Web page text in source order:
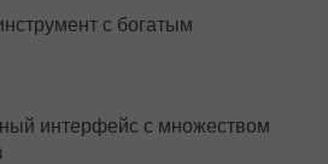
с богатым
интерфейс с множеством